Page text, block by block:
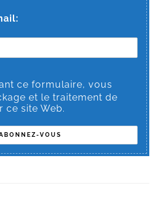
ce formulaire, vous
et le traitement de
ce site Web.